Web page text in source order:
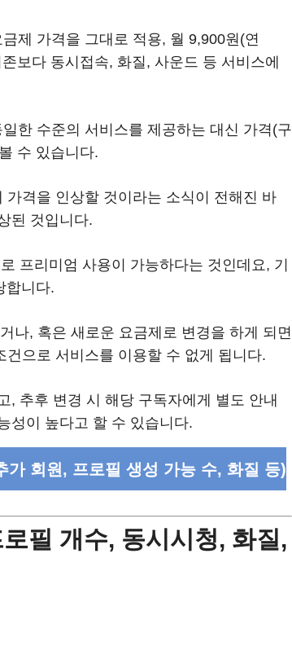
제 가격을 그대로 적용, 월 9,900원(연
보다 동시접속, 화질, 사운드 등 서비스에
한 수준의 서비스를 제공하는 대신 가격(구
수 있습니다.
격을 인상할 것이라는 소식이 전해진 바
된 것입니다.
프리미엄 사용이 가능하다는 것인데요, 기
합니다.
나, 혹은 새로운 요금제로 변경을 하게 되면
으로 서비스를 이용할 수 없게 됩니다.
, 추후 변경 시 해당 구독자에게 별도 안내
성이 높다고 할 수 있습니다.
가 회원, 프로필 생성 가능 수, 화질 등)
필 개수, 동시시청, 화질,